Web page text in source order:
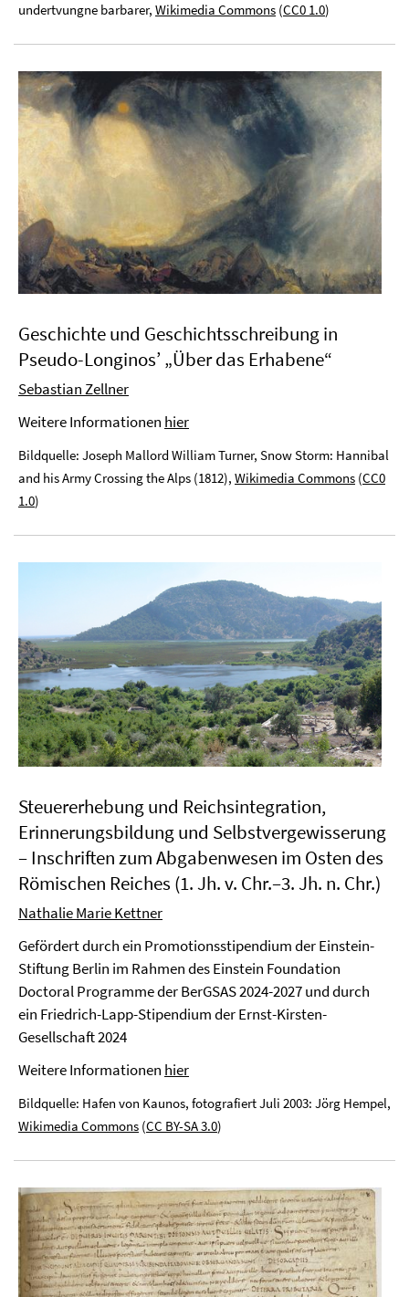
undertvungne barbarer, Wikimedia Commons (CC0 1.0)
Geschichte und Geschichtsschreibung in
Pseudo-Longinos’ „Über das Erhabene“
Sebastian Zellner
Weitere Informationen hier
Bildquelle: Joseph Mallord William Turner, Snow Storm: Hannibal
and his Army Crossing the Alps (1812), Wikimedia Commons (CC0
1.0)
Steuererhebung und Reichsintegration,
Erinnerungsbildung und Selbstver­gewisserung
– Inschriften zum Abgabenwesen im Osten des
Römischen Reiches (1. Jh. v. Chr.–3. Jh. n. Chr.)
Nathalie Marie Kettner
Gefördert durch ein Promotionsstipendium der Einstein-
Stiftung Berlin im Rahmen des Einstein Foundation
Doctoral Programme der BerGSAS 2024-2027 und durch
ein Friedrich-Lapp-Stipendium der Ernst-Kirsten-
Gesellschaft 2024
Weitere Informationen hier
Bildquelle: Hafen von Kaunos, fotografiert Juli 2003: Jörg Hempel,
Wikimedia Commons (CC BY-SA 3.0)